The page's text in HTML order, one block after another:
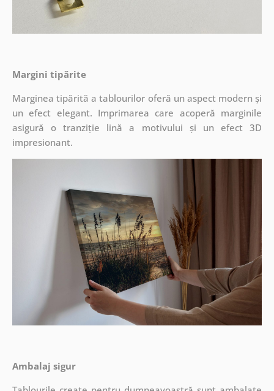
Margini tipărite
Marginea tipărită a tablourilor oferă un aspect modern și
un efect elegant. Imprimarea care acoperă marginile
asigură o tranziție lină a motivului și un efect 3D
impresionant.
Ambalaj sigur